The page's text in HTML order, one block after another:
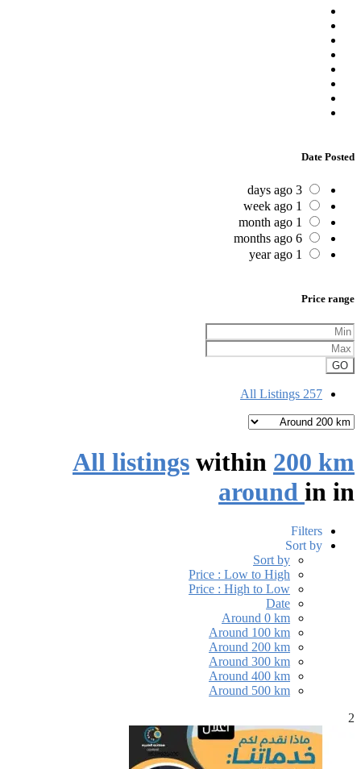
Date Posted
3 days ago
1 week ago
1 month ago
6 months ago
1 year ago
Price range
GO
All Listings 257
All listings within 200 km
around in in
Filters
Sort by
Sort by
Price : Low to High
Price : High to Low
Date
Around 0 km
Around 100 km
Around 200 km
Around 300 km
Around 400 km
Around 500 km
2